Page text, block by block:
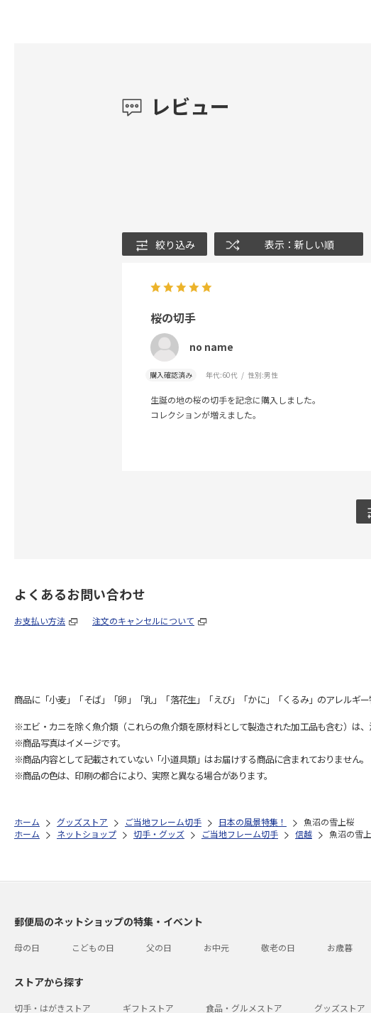
レビュー
絞り込み 表示：新しい順
桜の切手
no name
購入確認済み 年代:60代 性別:男性
生誕の地の桜の切手を記念に購入しました。
コレクションが増えました。
よくあるお問い合わせ
お支払い方法 注文のキャンセルについて
商品に「小麦」「そば」「卵」「乳」「落花生」「えび」「かに」「くるみ」のアレルギ
※エビ・カニを除く魚介類（これらの魚介類を原材料として製造された加工品も含む）は
※商品写真はイメージです。
※商品内容として記載されていない「小道具類」はお届けする商品に含まれておりません。
※商品の色は、印刷の都合により、実際と異なる場合があります。
ホーム グッズストア ご当地フレーム切手 日本の風景特集！
魚沼の雪上桜
ホーム
ネットショップ 切手・グッズ ご当地フレーム切手 信越 魚沼の雪
郵便局のネットショップの特集・イベント
母の日 こどもの日 父の日 お中元 敬老の日 お歳暮
ストアから探す
切手・はがきストア ギフトストア 食品・グルメストア グッズストア